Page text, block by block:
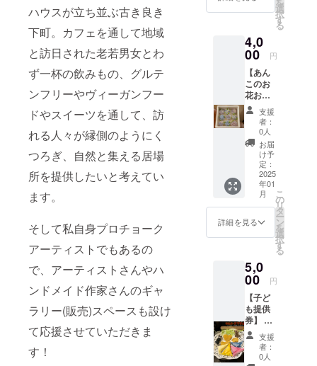
ハウスが立ち並ぶ古き良き
下町。カフェを通して地域
と訪日された老若男女とわ
ず一杯の飲みもの、グルテ
ンフリーやヴィーガンフー
ドやスイーツを通して、訪
れる人々が縁側のようにく
つろぎ、自然と集える居場
所を提供したいと考えてい
ます。
そして私自身プロチョーク
アーティストでもあるの
で、アーティストさんやハ
ンドメイド作家さんのギャ
ラリー(販売)スペースも設け
て応援させていただきま
す！
の経験・知
識を活かし
てわんこと
人が集え
る“縁側的場
所”を提供し
たく、やり
たいことが
あるけれど
なかなか一
歩が進まな
い方の
フォーロー
アップが出
思っていま
※ドリン
ク、グ
フリー
のカッ
プケー
キ１個
提供し
ます。
原材
料：米
粉(国
産)、水
飴、白
小豆、
きび
糖、
卵、き
な粉、
豆乳、
ダー、
天然色
素 ア
レル
ギー表
示：卵
・お子
さまに
は店舗
選
択
す
る
4,0
00 円
【あん
このお
花おは
ぎ(冷
凍)】 あ
んこの
お花9個
入り提
供しま
す。 ・
サイ
ズ：約
13cm×
約
13cm×
約5cm
方法：
冷凍保
存で10
日程
度。解
凍後は
賞味期
限に関
わらず
支援
者：
0人
お届
け予
定：
2025
年01
月
詳細を見る
こ
の
リ
タ
ー
ン
を
選
択
す
る
5,0
00 円
【子ど
も提供
券】 み
なさま
からお
子さま
支援
者：
0人